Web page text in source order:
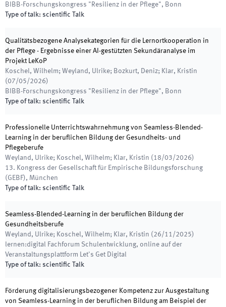
BIBB-Forschungskongress "Resilienz in der Pflege", Bonn
Type of talk: scientific Talk
Qualitätsbezogene Analysekategorien für die Lernortkooperation in
der Pflege - Ergebnisse einer AI-gestützten Sekundäranalyse im
Projekt LeKoP
Koschel, Wilhelm; Weyland, Ulrike; Bozkurt, Deniz; Klar, Kristin
(07/05/2026)
BIBB-Forschungskongress "Resilienz in der Pflege", Bonn
Type of talk: scientific Talk
Professionelle Unterrichtswahrnehmung von Seamless-Blended-
Learning in der beruflichen Bildung der Gesundheits- und
Pflegeberufe
Weyland, Ulrike; Koschel, Wilhelm; Klar, Kristin ( 18/03/2026)
13. Kongress der Gesellschaft für Empirische Bildungsforschung
(GEBF), München
Type of talk: scientific Talk
Seamless-Blended-Learning in der beruflichen Bildung der
Gesundheitsberufe
Weyland, Ulrike; Koschel, Wilhelm; Klar, Kristin ( 26/11/2025)
lernen:digital Fachforum Schulentwicklung, online auf der
Veranstaltungsplattform Let's Get Digital
Type of talk: scientific Talk
Förderung digitalisierungsbezogener Kompetenz zur Ausgestaltung
von Seamless-Learning in der beruflichen Bildung am Beispiel der